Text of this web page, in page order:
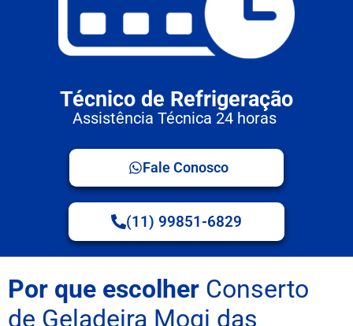
Técnico de Refrigeração
Assistência Técnica 24 horas
Fale Conosco
(11) 99851-6829
Por que escolher Conserto
de Geladeira Mogi das